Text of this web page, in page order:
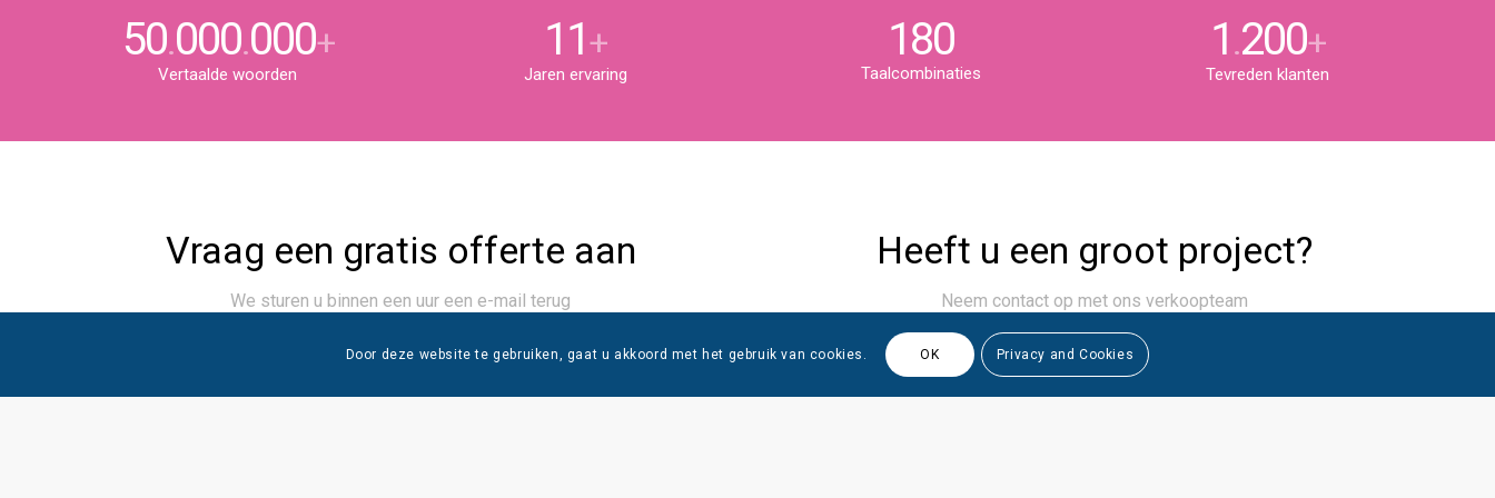
50.000.000 11+ 180 1.200+
Vraag een gratis offerte aan Heeft u een groot project?
Neem contact op met ons verkoopteam
Door deze website te gebruiken, gaat u akkoord met het gebruik van cookies. OK Privacy and Cookies